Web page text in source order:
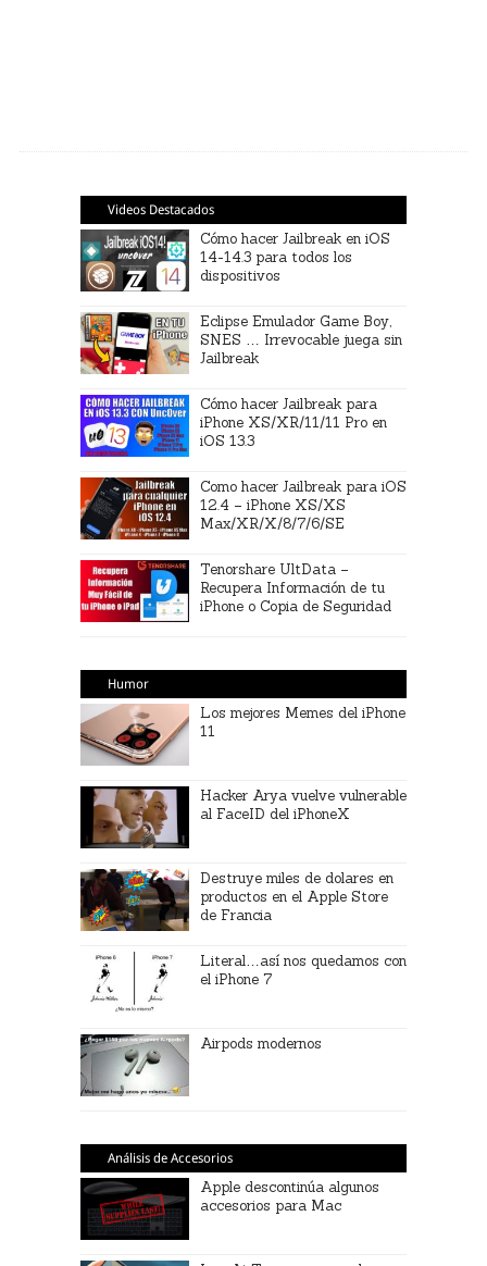
Videos Destacados
Cómo hacer Jailbreak en iOS
14-14.3 para todos los
dispositivos
Eclipse Emulador Game Boy,
SNES … Irrevocable juega sin
Jailbreak
Cómo hacer Jailbreak para
iPhone XS/XR/11/11 Pro en
iOS 13.3
Como hacer Jailbreak para iOS
12.4 – iPhone XS/XS
Max/XR/X/8/7/6/SE
Tenorshare UltData –
Recupera Información de tu
iPhone o Copia de Seguridad
Humor
Los mejores Memes del iPhone
11
Hacker Arya vuelve vulnerable
al FaceID del iPhoneX
Destruye miles de dolares en
productos en el Apple Store
de Francia
Literal…así nos quedamos con
el iPhone 7
Airpods modernos
Análisis de Accesorios
Apple descontinúa algunos
accesorios para Mac